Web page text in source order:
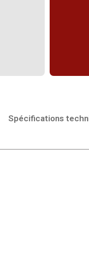
Spécifications